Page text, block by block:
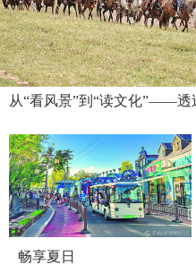
从“看风景”到“读文化”——透
畅享夏日